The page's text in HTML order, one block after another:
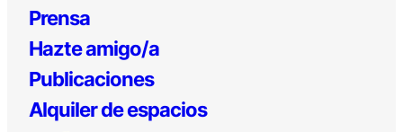
Prensa
Hazte amigo/a
Publicaciones
Alquiler de espacios